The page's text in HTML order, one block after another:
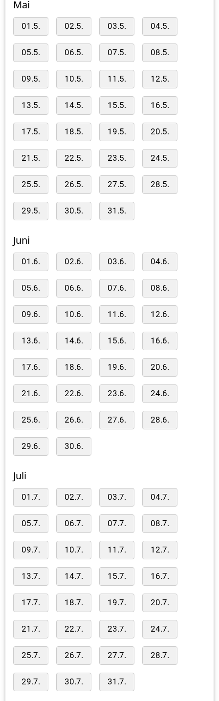
Mai
01.5. 02.5. 03.5. 04.5.
05.5. 06.5. 07.5. 08.5.
09.5. 10.5. 11.5. 12.5.
13.5. 14.5. 15.5. 16.5.
17.5. 18.5. 19.5. 20.5.
21.5. 22.5. 23.5. 24.5.
25.5. 26.5. 27.5. 28.5.
29.5. 30.5. 31.5.
Juni
01.6. 02.6. 03.6. 04.6.
05.6. 06.6. 07.6. 08.6.
09.6. 10.6. 11.6. 12.6.
13.6. 14.6. 15.6. 16.6.
17.6. 18.6. 19.6. 20.6.
21.6. 22.6. 23.6. 24.6.
25.6. 26.6. 27.6. 28.6.
29.6. 30.6.
Juli
01.7. 02.7. 03.7. 04.7.
05.7. 06.7. 07.7. 08.7.
09.7. 10.7. 11.7. 12.7.
13.7. 14.7. 15.7. 16.7.
17.7. 18.7. 19.7. 20.7.
21.7. 22.7. 23.7. 24.7.
25.7. 26.7. 27.7. 28.7.
29.7. 30.7. 31.7.